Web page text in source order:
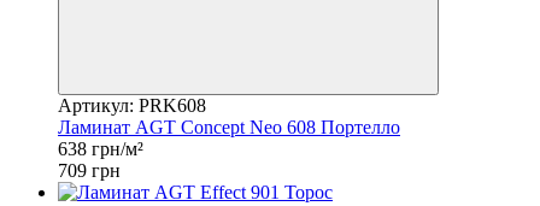
Артикул: PRK608
Ламинат AGT Concept Neo 608 Портелло
638 грн/м²
709 грн